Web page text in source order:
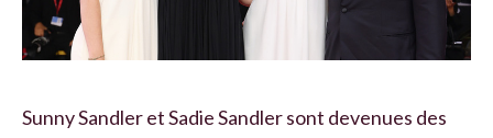
Sunny Sandler et Sadie Sandler sont devenues des